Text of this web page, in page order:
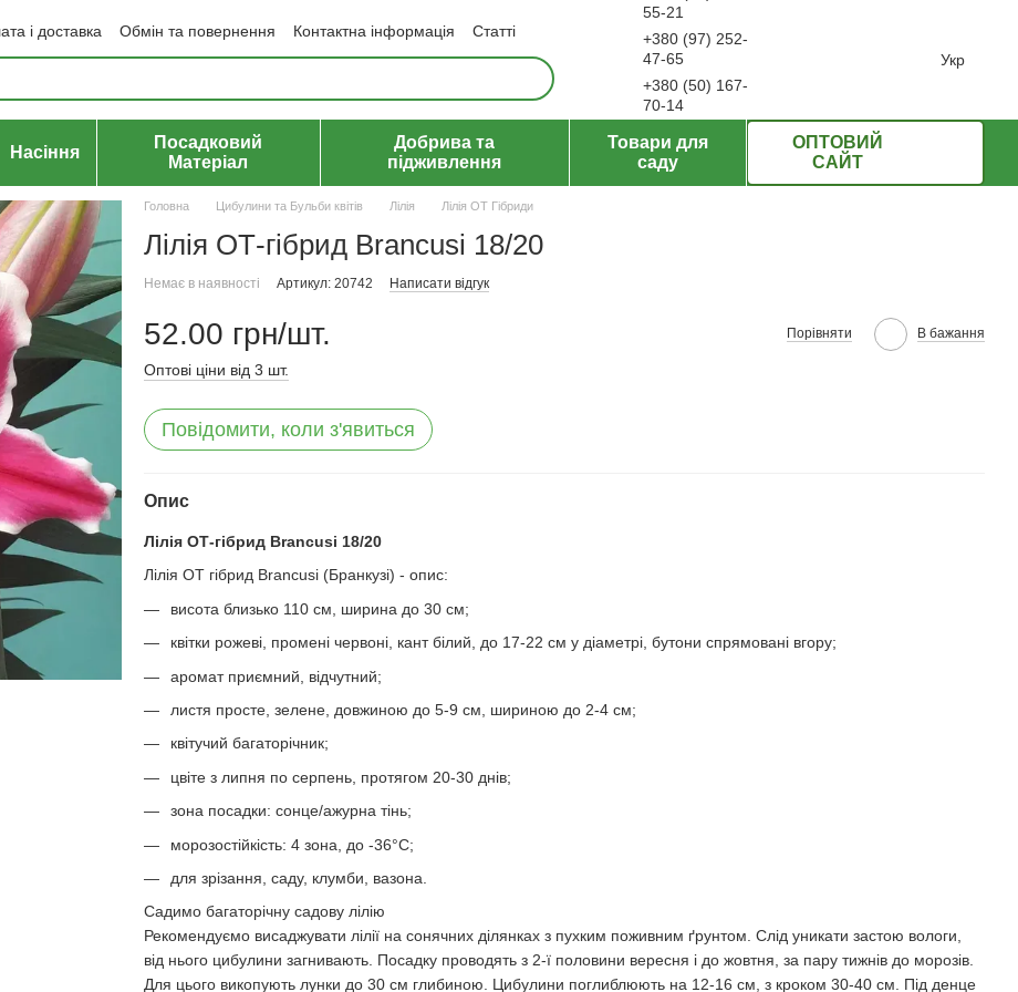
і доставка Обмін та повернення Контактна інформація
Статті
Угода користувача Політика конфіденційності Договір публічної оферти
55-21
+380 (97) 252-
47-65
+380 (50) 167-
70-14
Укр
Насіння
Посадковий
Матеріал
Добрива та
підживлення
Товари для
саду
ОПТОВИЙ
САЙТ
Головна Цибулини та Бульби квітів Лілія Лілія ОТ Гібриди
Лілія ОТ-гібрид Brancusi 18/20
Немає в наявності Артикул: 20742 Написати відгук
52.00 грн/шт. Порівняти В бажання
Оптові ціни від 3 шт.
Повідомити, коли з'явиться
Опис
Лілія ОТ-гібрид Brancusi 18/20
Лілія OT гібрид Brancusi (Бранкузі) - опис:
висота близько 110 см, ширина до 30 см;
квітки рожеві, промені червоні, кант білий, до 17-22 см у діаметрі, бутони спрямовані вгору;
аромат приємний, відчутний;
листя просте, зелене, довжиною до 5-9 см, шириною до 2-4 см;
квітучий багаторічник;
цвіте з липня по серпень, протягом 20-30 днів;
зона посадки: сонце/ажурна тінь;
морозостійкість: 4 зона, до -36°С;
для зрізання, саду, клумби, вазона.
Садимо багаторічну садову лілію
Рекомендуємо висаджувати лілії на сонячних ділянках з пухким поживним ґрунтом. Слід уникати застою вологи,
від нього цибулини загнивають. Посадку проводять з 2-ї половини вересня і до жовтня, за пару тижнів до морозів.
Для цього викопують лунки до 30 см глибиною. Цибулини поглиблюють на 12-16 см, з кроком 30-40 см. Під денце